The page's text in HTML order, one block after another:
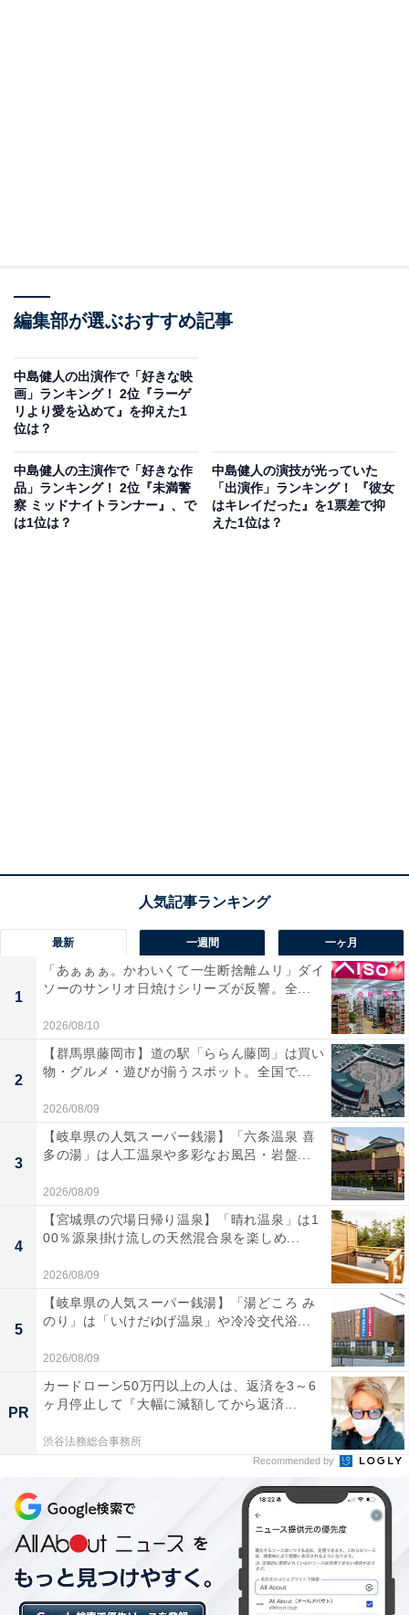
編集部が選ぶおすすめ記事
中島健人の出演作で「好きな映
画」ランキング！ 2位『ラーゲ
リより愛を込めて』を抑えた1
位は？
中島健人の主演作で「好きな作
品」ランキング！ 2位『未満警
察 ミッドナイトランナー』、で
は1位は？
中島健人の演技が光っていた
「出演作」ランキング！ 『彼女
はキレイだった』を1票差で抑
えた1位は？
最新 一週間 一ヶ月
1
「あぁぁぁ。かわいくて一生断捨離ムリ」ダイ
ソーのサンリオ日焼けシリーズが反響。全...
2026/08/10
2
【群馬県藤岡市】道の駅「ららん藤岡」は買い
物・グルメ・遊びが揃うスポット。全国で...
2026/08/09
3
【岐阜県の人気スーパー銭湯】「六条温泉 喜
多の湯」は人工温泉や多彩なお風呂・岩盤...
2026/08/09
4
【宮城県の穴場日帰り温泉】「晴れ温泉」は1
00％源泉掛け流しの天然混合泉を楽しめ...
2026/08/09
5
【岐阜県の人気スーパー銭湯】「湯どころ み
のり」は「いけだゆげ温泉」や冷冷交代浴...
2026/08/09
PR
カードローン50万円以上の人は、返済を3～6
ヶ月停止して『大幅に減額してから返済...
渋谷法務総合事務所
Recommended by